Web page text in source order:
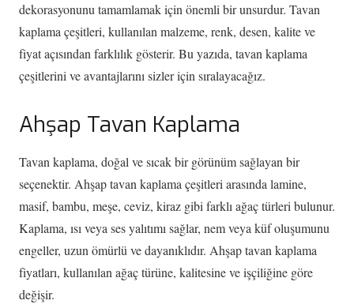
dekorasyonunu tamamlamak için önemli bir unsurdur. Tavan
kaplama çeşitleri, kullanılan malzeme, renk, desen, kalite ve
fiyat açısından farklılık gösterir. Bu yazıda, tavan kaplama
çeşitlerini ve avantajlarını sizler için sıralayacağız.
Ahşap Tavan Kaplama
Tavan kaplama, doğal ve sıcak bir görünüm sağlayan bir
seçenektir. Ahşap tavan kaplama çeşitleri arasında lamine,
masif, bambu, meşe, ceviz, kiraz gibi farklı ağaç türleri bulunur.
Kaplama, ısı veya ses yalıtımı sağlar, nem veya küf oluşumunu
engeller, uzun ömürlü ve dayanıklıdır. Ahşap tavan kaplama
fiyatları, kullanılan ağaç türüne, kalitesine ve işçiliğine göre
değişir.